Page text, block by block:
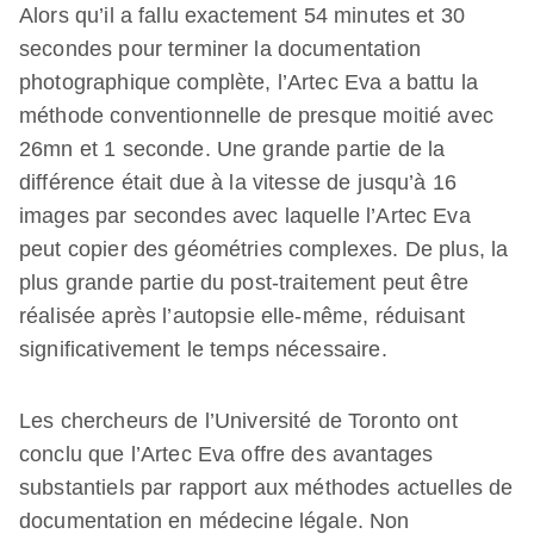
Alors qu’il a fallu exactement 54 minutes et 30
secondes pour terminer la documentation
photographique complète, l’Artec Eva a battu la
méthode conventionnelle de presque moitié avec
26mn et 1 seconde. Une grande partie de la
différence était due à la vitesse de jusqu’à 16
images par secondes avec laquelle l’Artec Eva
peut copier des géométries complexes. De plus, la
plus grande partie du post-traitement peut être
réalisée après l’autopsie elle-même, réduisant
significativement le temps nécessaire.
Les chercheurs de l’Université de Toronto ont
conclu que l’Artec Eva offre des avantages
substantiels par rapport aux méthodes actuelles de
documentation en médecine légale. Non